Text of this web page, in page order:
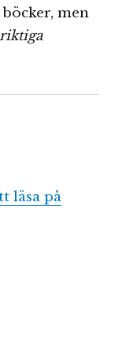
men
riktiga
läsa på